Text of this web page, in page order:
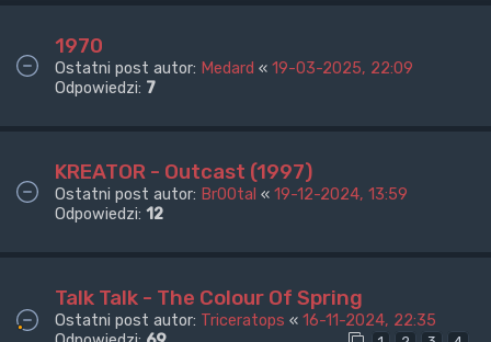
1970
Ostatni post autor: Medard « 19-03-2025, 22:09
Odpowiedzi: 7
KREATOR - Outcast (1997)
Ostatni post autor: Br00tal « 19-12-2024, 13:59
Odpowiedzi: 12
Talk Talk - The Colour Of Spring
Ostatni post autor: Triceratops « 16-11-2024, 22:35